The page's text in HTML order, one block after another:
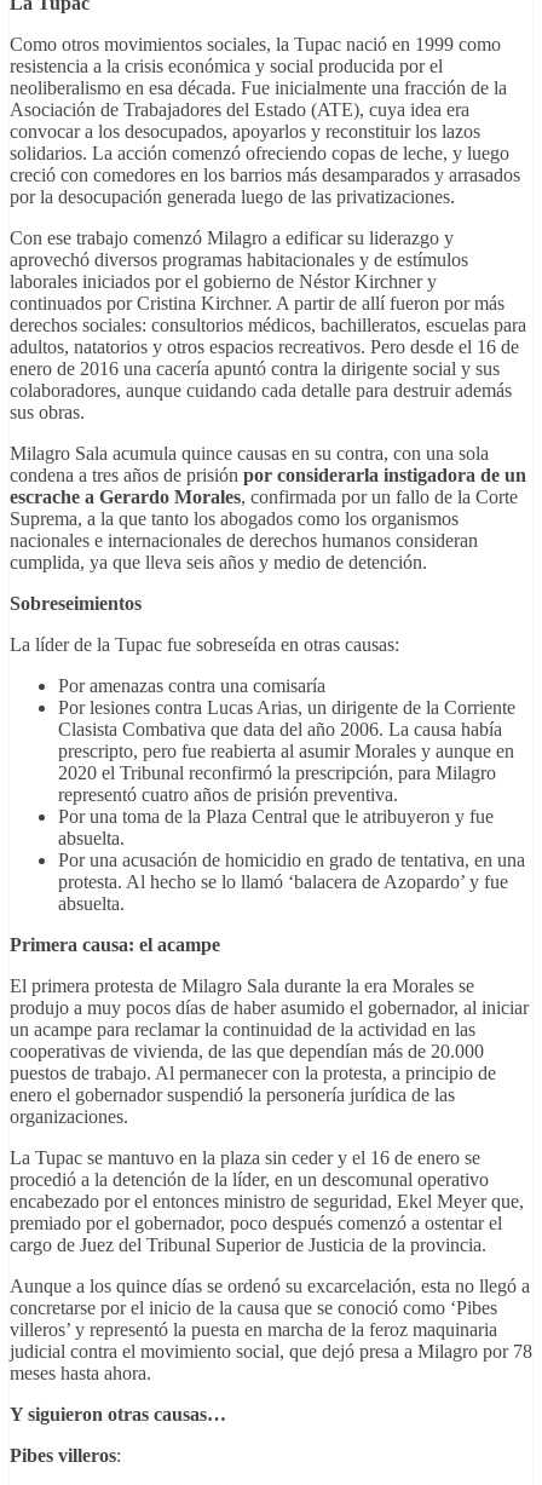
Como otros movimientos sociales, la Tupac nació en 1999 como
resistencia a la crisis económica y social producida por el
neoliberalismo en esa década. Fue inicialmente una fracción de la
Asociación de Trabajadores del Estado (ATE), cuya idea era
convocar a los desocupados, apoyarlos y reconstituir los lazos
solidarios. La acción comenzó ofreciendo copas de leche, y luego
creció con comedores en los barrios más desamparados y arrasados
por la desocupación generada luego de las privatizaciones.
Con ese trabajo comenzó Milagro a edificar su liderazgo y
aprovechó diversos programas habitacionales y de estímulos
laborales iniciados por el gobierno de Néstor Kirchner y
continuados por Cristina Kirchner. A partir de allí fueron por más
derechos sociales: consultorios médicos, bachilleratos, escuelas para
adultos, natatorios y otros espacios recreativos. Pero desde el 16 de
enero de 2016 una cacería apuntó contra la dirigente social y sus
colaboradores, aunque cuidando cada detalle para destruir además
sus obras.
Milagro Sala acumula quince causas en su contra, con una sola
condena a tres años de prisión por considerarla instigadora de un
escrache a Gerardo Morales, confirmada por un fallo de la Corte
Suprema, a la que tanto los abogados como los organismos
nacionales e internacionales de derechos humanos consideran
cumplida, ya que lleva seis años y medio de detención.
Sobreseimientos
La líder de la Tupac fue sobreseída en otras causas:
Por amenazas contra una comisaría
Por lesiones contra Lucas Arias, un dirigente de la Corriente
Clasista Combativa que data del año 2006. La causa había
prescripto, pero fue reabierta al asumir Morales y aunque en
2020 el Tribunal reconfirmó la prescripción, para Milagro
representó cuatro años de prisión preventiva.
Por una toma de la Plaza Central que le atribuyeron y fue
absuelta.
Por una acusación de homicidio en grado de tentativa, en una
protesta. Al hecho se lo llamó ‘balacera de Azopardo’ y fue
absuelta.
Primera causa: el acampe
El primera protesta de Milagro Sala durante la era Morales se
produjo a muy pocos días de haber asumido el gobernador, al iniciar
un acampe para reclamar la continuidad de la actividad en las
cooperativas de vivienda, de las que dependían más de 20.000
puestos de trabajo. Al permanecer con la protesta, a principio de
enero el gobernador suspendió la personería jurídica de las
organizaciones.
La Tupac se mantuvo en la plaza sin ceder y el 16 de enero se
procedió a la detención de la líder, en un descomunal operativo
encabezado por el entonces ministro de seguridad, Ekel Meyer que,
premiado por el gobernador, poco después comenzó a ostentar el
cargo de Juez del Tribunal Superior de Justicia de la provincia.
Aunque a los quince días se ordenó su excarcelación, esta no llegó a
concretarse por el inicio de la causa que se conoció como ‘Pibes
villeros’ y representó la puesta en marcha de la feroz maquinaria
judicial contra el movimiento social, que dejó presa a Milagro por 78
meses hasta ahora.
Y siguieron otras causas…
Pibes villeros: